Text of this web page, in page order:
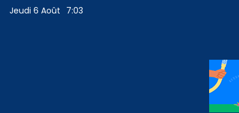
Jeudi 6 Août 7:03